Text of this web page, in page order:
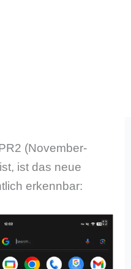
(November-
ist das neue
erkennbar: